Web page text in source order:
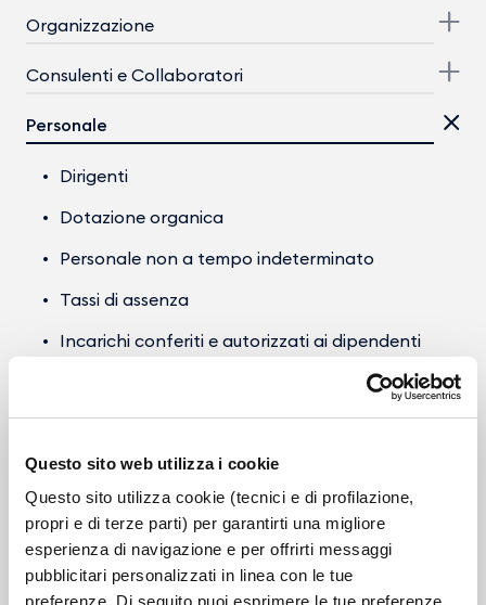
Questo sito web utilizza i cookie
Questo sito utilizza cookie (tecnici e di profilazione,
propri e di terze parti) per garantirti una migliore
esperienza di navigazione e per offrirti messaggi
pubblicitari personalizzati in linea con le tue
preferenze. Di seguito puoi esprimere le tue preferenze.
Organizzazione
Consulenti e Collaboratori
Personale
Dirigenti
Dotazione organica
Personale non a tempo indeterminato
Tassi di assenza
Incarichi conferiti e autorizzati ai dipendenti
Contrattazione integrativa
Selezione del personale
Enti controllati
Provvedimenti